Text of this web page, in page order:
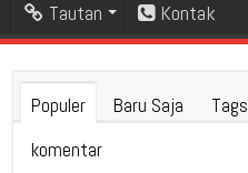
Tautan Kontak
Populer Baru Saja
Tags
komentar